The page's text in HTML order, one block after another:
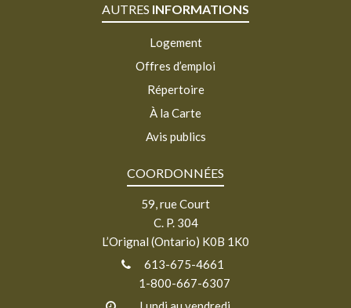
AUTRES INFORMATIONS
Logement
Offres d’emploi
Répertoire
À la Carte
Avis publics
COORDONNÉES
59, rue Court
C. P. 304
L’Orignal (Ontario) K0B 1K0
613-675-4661
1-800-667-6307